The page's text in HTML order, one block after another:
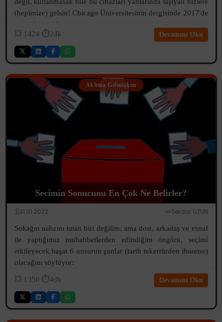
(hepimize) gelsin! Chicago Üniversitesinin dergisinde 2017'de
yayımlanan1 b...
💥 1424 ⏱️2dk Devamını Oku
Aklıma Gelmişken
Secimin Sonucunu En Çok Ne Belirler?
🗓️31.01.2022 ✏️Serdar UZUN
Sokağın nabzını tutan biri değilim; ama dost, arkadaş ve esnaf
ile yaptığımız muhabbetlerden edindiğim öngörü, seçimi
etkileyecek başat 6 unsurun şunlar (tarih tekerrürden ibaretse)
olacağını söylüyor:
💥 1350 ⏱️4dk Devamını Oku